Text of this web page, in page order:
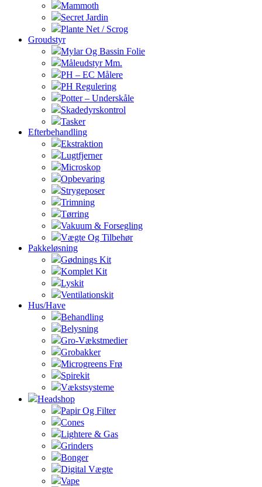
Mammoth
Secret Jardin
Plante Net / Scrog
Groudstyr
Mylar Og Bassin Folie
Måleudstyr Mm.
PH – EC Målere
PH Regulering
Potter – Underskåle
Skadedyrskontrol
Tasker
Efterbehandling
Ekstraktion
Lugtfjerner
Microskop
Opbevaring
Strygeposer
Trimning
Tørring
Vakuum & Forsegling
Vægte Og Tilbehør
Pakkeløsning
Gødnings Kit
Komplet Kit
Lyskit
Ventilationskit
Hus/Have
Behandling
Belysning
Gro-Vækstmedier
Grobakker
Microgreens Frø
Spirekit
Vækstsysteme
Headshop
Papir Og Filter
Cones
Lightere & Gas
Grinders
Bonger
Digital Vægte
Vape